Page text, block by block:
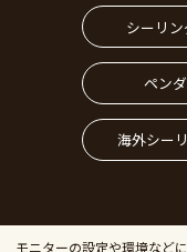
シーリ
ペン
海外シー
モニターの設定や環境など